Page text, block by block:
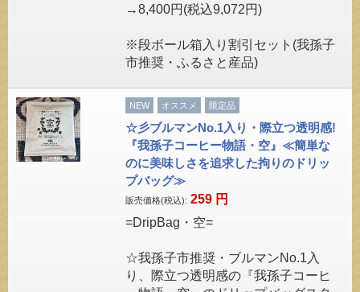
→8,400円(税込9,072円)
※段ボール箱入り割引セット(我孫子
市推奨・ふるさと産品)
NEW オススメ 限定品
☆彡ブルマンNo.1入り・際立つ透明感!
『我孫子コーヒー物語・空』≪簡単な
のに美味しさを追求した拘りのドリッ
プバッグ≫
販売価格(税込): 259 円
=DripBag・空=
☆我孫子市推奨・ブルマンNo.1入
り、際立つ透明感の『我孫子コーヒ